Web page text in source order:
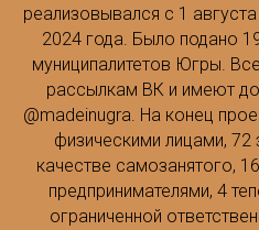
реализовывался с 1
2024 года. Было подано
муниципалитетов Югры.
рассылкам ВК и имеют
@madeinugra. На конец
физическими лицами, 72
качестве самозанятого,
предпринимателями, 4
ограниченной